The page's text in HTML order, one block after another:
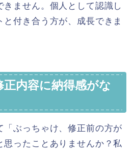
きません。個人として認識し
付き合う方が、成長できま
内容に納得感がな
「ぶっちゃけ、修正前の方が
ったことありませんか？私